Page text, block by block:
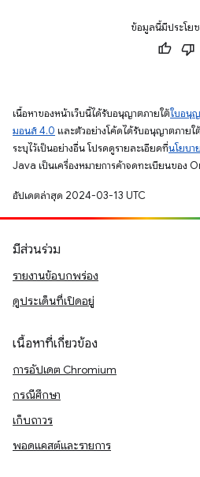
ข้อมูลนี้มีประโย
เนื้อหาของหน้าเว็บนี้ได้รับอนุญาตภายใต้ใบอนุ
มอนส์ 4.0 และตัวอย่างโค้ดได้รับอนุญาตภายใต้
ระบุไว้เป็นอย่างอื่น โปรดดูรายละเอียดที่นโยบา
Java เป็นเครื่องหมายการค้าจดทะเบียนของ
อัปเดตล่าสุด 2024-03-13 UTC
มีส่วนร่วม
รายงานข้อบกพร่อง
ดูประเด็นที่เปิดอยู่
เนื้อหาที่เกี่ยวข้อง
การอัปเดต Chromium
กรณีศึกษา
เก็บถาวร
พอดแคสต์และรายการ